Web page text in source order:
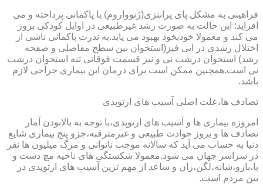
فراهینی به مشکل پای پرانتزی(ژنوواروم) یا پاکمانی پرداخته و می
افزاید: این حالت به صورت رشد غیرطبیعی در اوایل کودکی بروز
می کند و معمولا خودبخود بهبود می یابد.به ندرت پاکمانی ناشی از
اختلال رشدی در اپی فیز(استخوان بین سطح مفاصلی و صفحه
رشد) استخوان درشت نی و نیز قسمت فوقانی تنه استخوان درشت
نی است.همچنین ممکن است برای درمان این بیماری جراحی لازم
باشد.
تصادف ها،علت اصلی آسیب های ارتوپدی
امروزه بیماری ها و آسیب های ارتوپدی،با توجه به بالابودن آمار
تصادف ها و بروز حوادث طبیعی و غیرمترقبه،جزو پنج بیماری شایع
دنیا به حساب می آید که سالانه موجب ناتوانی و مرگ میلیون ها نفر
در سراسر جهان می شود.معمولا شکستگی های ناحیه مچ دست و
پا،بازو،شانه،لگن،ران و ساعد از مهم ترین آسیب های ارتوپدی در
بین مردم است.